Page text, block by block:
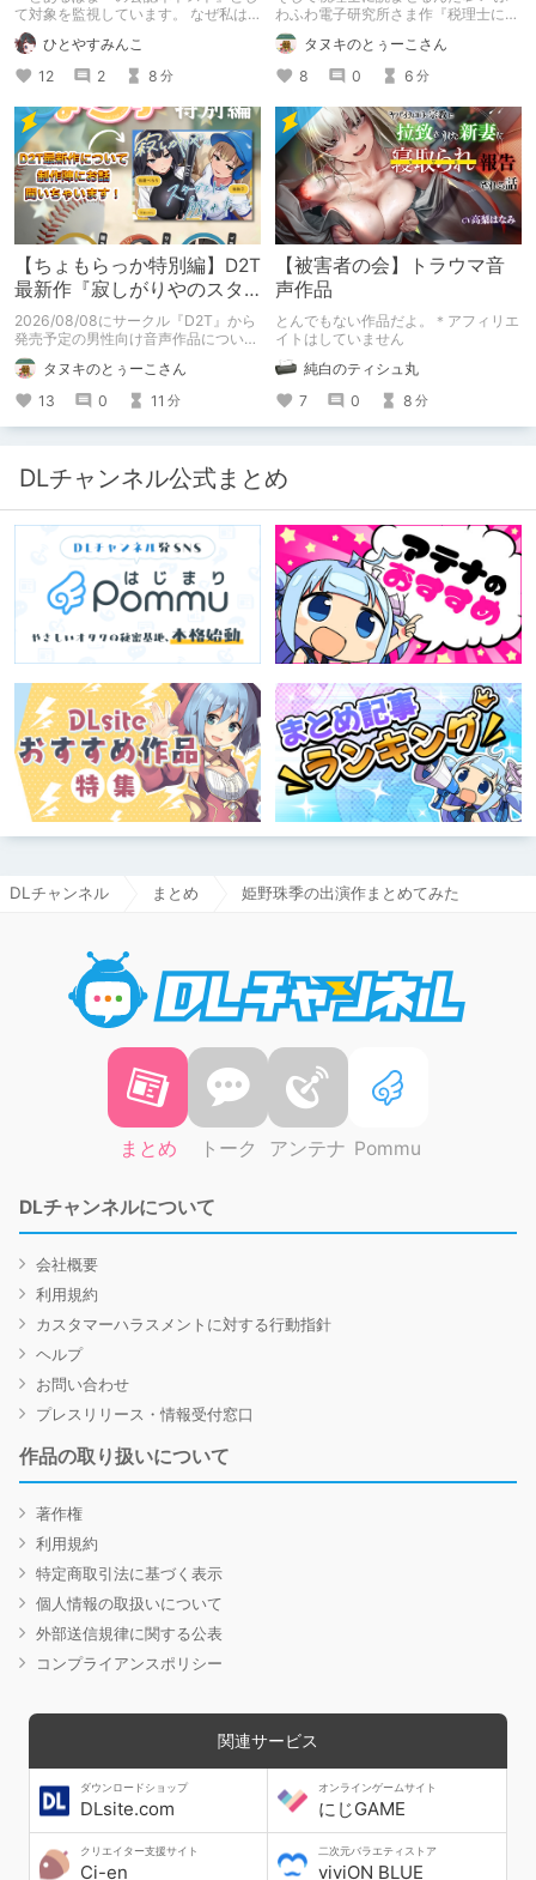
会い編】
て対象を監視しています。 なぜ私は
このような行動をとるに至ったのか。
これまでのあゆみを振り返ります。
ひとやすみんこ
12
2 8 分
る不健全な気持ち】
わふわ電子研究所さま作『税理士に購
入履歴読まれるボイス』の感想レビュ
ーです！タヌキのとぅーこさん
8
0 6 分
【ちょもらっか特別編】D2T
最新作『寂しがりやのスタ
ーダストと触れあって』制
作陣にインタビュー！🎤
2026/08/08にサークル『D2T』から
発売予定の男性向け音声作品について
逆神ラニさんと不束こけしさんにお話
聞いちゃいました！夏コミに関する告
知もあります！
タヌキのとぅーこさん
13
0 11 分
【被害者の会】トラウマ音
声作品
とんでもない作品だよ。＊アフィリエ
イトはしていません
純白のティシュ丸
7
0 8 分
DLチャンネル公式まとめ
DLチャンネル まとめ 姫野珠季の出演作まとめてみた
まとめ トーク アンテナ Pommu
DLチャンネルについて
会社概要
利用規約
カスタマーハラスメントに対する行動指針
ヘルプ
お問い合わせ
プレスリリース・情報受付窓口
作品の取り扱いについて
著作権
利用規約
特定商取引法に基づく表示
個人情報の取扱いについて
外部送信規律に関する公表
コンプライアンスポリシー
関連サービス
ダウンロードショップ
DLsite.com
オンラインゲームサイト
にじGAME
クリエイター支援サイト
Ci-en
二次元バラエティストア
viviON BLUE